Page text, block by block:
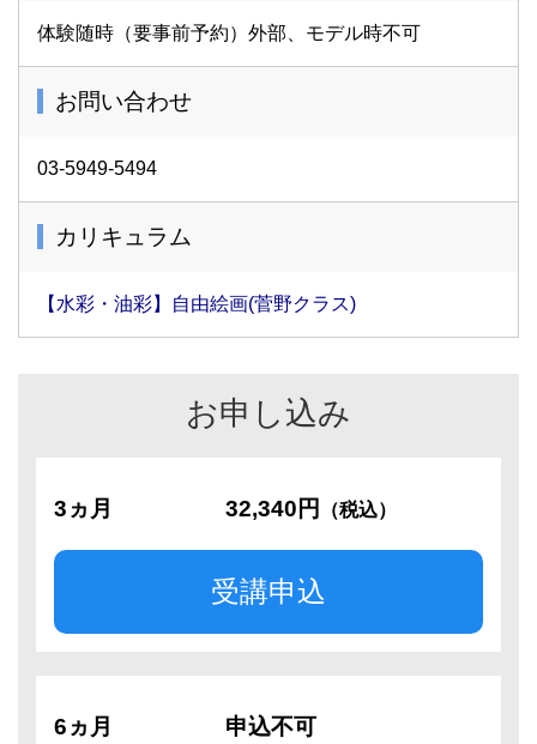
体験随時（要事前予約）外部、モデル時不可
お問い合わせ
03-5949-5494
カリキュラム
【水彩・油彩】自由絵画(菅野クラス)
お申し込み
3ヵ月 32,340円 （税込）
受講申込
6ヵ月 申込不可